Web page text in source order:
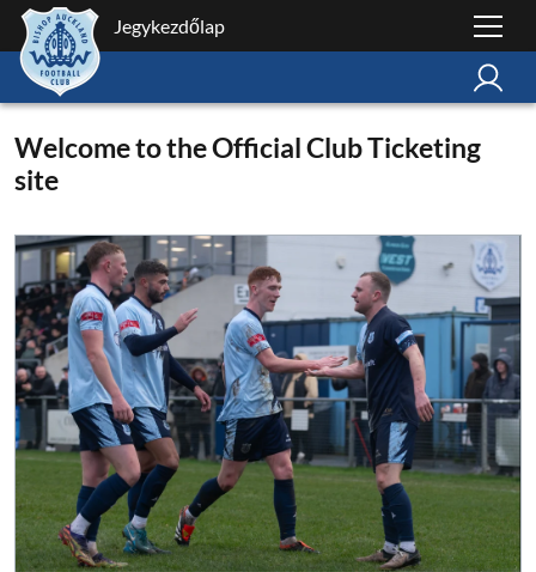
Jegykezdőlap
Welcome to the Official Club Ticketing
site